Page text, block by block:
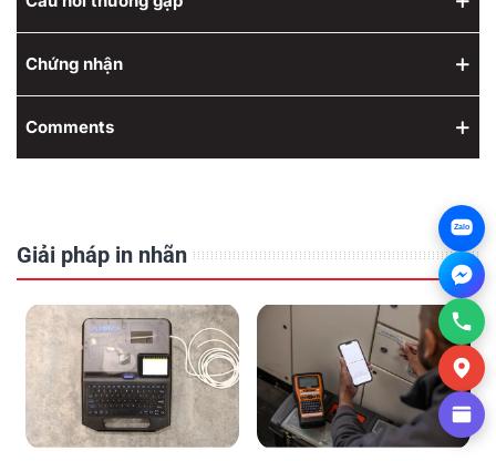
Chứng nhận
Comments
Giải pháp in nhãn
Zalo